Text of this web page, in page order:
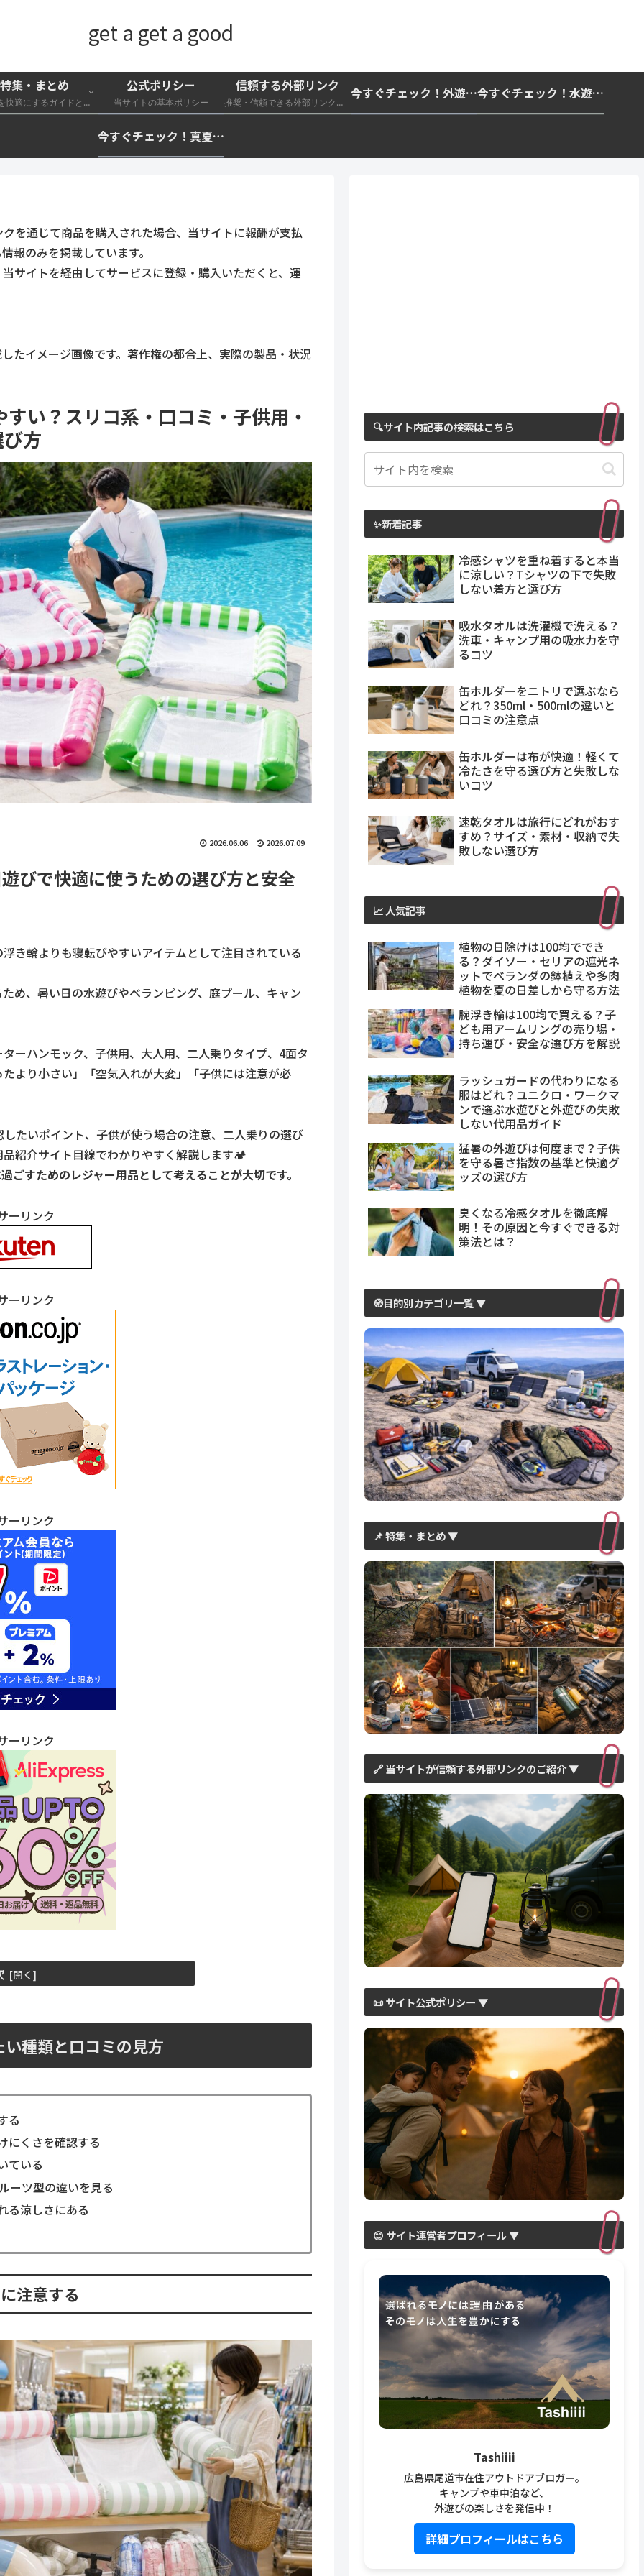
get a get a good
特集・まとめ
外遊びを快適にするガイドと特集一覧
公式ポリシー
当サイトの基本ポリシー
信頼する外部リンク
推奨・信頼できる外部リンク一覧
今すぐチェック！外遊びの紫外線対策・日差し快適化計画｜帽子・日傘・ウェア・日焼け止めを総まとめ☀️🏕️👓 今すぐチェック！水遊び・海水浴の快適化計画｜浮き輪・服装・日陰・安全対策を総まとめ🏖️🌊✨
今すぐチェック！真夏の猛暑・冷却・保冷快適化計画｜外遊び・キャンプ・車中泊の暑さ対策を総まとめ☀️🧊🏕️
を通じて商品を購入された場合、当サイトに報酬が支払
報のみを掲載しています。
サイトを経由してサービスに登録・購入いただくと、運
たイメージ画像です。著作権の都合上、実際の製品・状況
い？スリコ系・口コミ・子供用・
方
2026.06.06 2026.07.09
びで快適に使うための選び方と安全
き輪よりも寝転びやすいアイテムとして注目されている
め、暑い日の水遊びやベランピング、庭プール、キャン
ーハンモック、子供用、大人用、二人乗りタイプ、4面タ
より小さい」「空気入れが大変」「子供には注意が必
たいポイント、子供が使う場合の注意、二人乗りの選び
紹介サイト目線でわかりやすく解説します🏕
ごすためのレジャー用品として考えることが大切です。
ーリンク
ーリンク
ーリンク
ーリンク
種類と口コミの見方
る
にくさを確認する
ている
ーツ型の違いを見る
る涼しさにある
注意する
🔍サイト内記事の検索はこちら
✨新着記事
冷感シャツを重ね着すると本当
に涼しい？Tシャツの下で失敗
しない着方と選び方
吸水タオルは洗濯機で洗える？
洗車・キャンプ用の吸水力を守
るコツ
缶ホルダーをニトリで選ぶなら
どれ？350ml・500mlの違いと
口コミの注意点
缶ホルダーは布が快適！軽くて
冷たさを守る選び方と失敗しな
いコツ
速乾タオルは旅行にどれがおす
すめ？サイズ・素材・収納で失
敗しない選び方
📈 人気記事
植物の日除けは100均ででき
る？ダイソー・セリアの遮光ネ
ットでベランダの鉢植えや多肉
植物を夏の日差しから守る方法
腕浮き輪は100均で買える？子
ども用アームリングの売り場・
持ち運び・安全な選び方を解説
ラッシュガードの代わりになる
服はどれ？ユニクロ・ワークマ
ンで選ぶ水遊びと外遊びの失敗
しない代用品ガイド
猛暑の外遊びは何度まで？子供
を守る暑さ指数の基準と快適グ
ッズの選び方
臭くなる冷感タオルを徹底解
明！その原因と今すぐできる対
策法とは？
🧭目的別カテゴリ一覧 ▼
📌 特集・まとめ ▼
🔗 当サイトが信頼する外部リンクのご紹介 ▼
📜 サイト公式ポリシー ▼
😊 サイト運営者プロフィール ▼
Tashiiii
広島県尾道市在住アウトドアブロガー。
キャンプや車中泊など、
外遊びの楽しさを発信中！
詳細プロフィールはこちら